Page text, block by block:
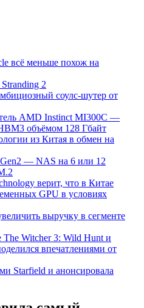
всё меньше похож на
2
соулс-шутер от
AMD Instinct MI300C —
объёмом 128 Гбайт
из Китая в обмен на
Gen2 — NAS на 6 или 12
верит, что в Китае
GPU в условиях
выручку в сегменте
The Witcher 3: Wild Hunt и
впечатлениями от
Starfield и анонсировала